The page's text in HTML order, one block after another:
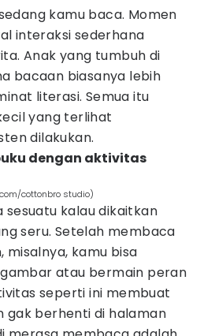
kamu baca. Momen
interaksi sederhana
Anak yang tumbuh di
bacaan biasanya lebih
literasi. Semua itu
yang terlihat
dilakukan.
dengan aktivitas
cottonbro studio)
kalau dikaitkan
seru. Setelah membaca
kamu bisa
atau bermain peran
seperti ini membuat
gak berhenti di halaman